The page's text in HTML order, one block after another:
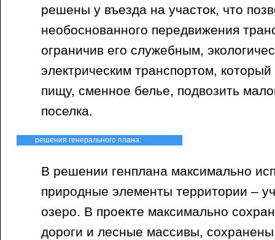
решены у въезда на участок, что
необоснованного передвижения
ограничив его служебным,
электрическим транспортом,
пищу, сменное белье, подвозить
поселка.
решения генерального плана:
В решении генплана максимально
природные элементы территории –
озеро. В проекте максимально
дороги и лесные массивы,